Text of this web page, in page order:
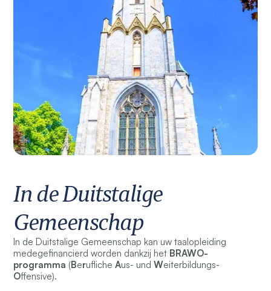
In de Duitstalige
Gemeenschap
In de Duitstalige Gemeenschap kan uw taalopleiding
medegefinancierd worden dankzij het BRAWO-
programma (BeruflicheAus- undWeiterbildungs-
Offensive).